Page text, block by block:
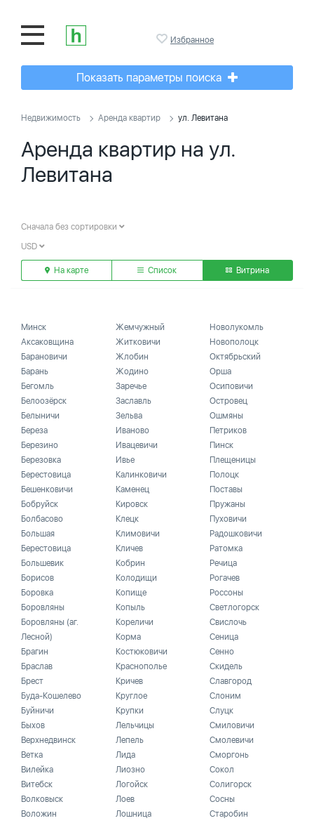
Избранное
Показать параметры поиска
Недвижимость Аренда квартир ул. Левитана
Аренда квартир на ул.
Левитана
Сначала без сортировки
USD
На карте Список Витрина
Минск
Аксаковщина
Барановичи
Барань
Бегомль
Белоозёрск
Белыничи
Береза
Березино
Березовка
Берестовица
Бешенковичи
Бобруйск
Болбасово
Большая
Берестовица
Большевик
Борисов
Боровка
Боровляны
Боровляны (аг.
Лесной)
Брагин
Браслав
Брест
Буда-Кошелево
Буйничи
Быхов
Верхнедвинск
Ветка
Вилейка
Витебск
Волковыск
Воложин
Жемчужный
Житковичи
Жлобин
Жодино
Заречье
Заславль
Зельва
Иваново
Ивацевичи
Ивье
Калинковичи
Каменец
Кировск
Клецк
Климовичи
Кличев
Кобрин
Колодищи
Копище
Копыль
Кореличи
Корма
Костюковичи
Краснополье
Кричев
Круглое
Крупки
Лельчицы
Лепель
Лида
Лиозно
Логойск
Лоев
Лошница
Новолукомль
Новополоцк
Октябрьский
Орша
Осиповичи
Островец
Ошмяны
Петриков
Пинск
Плещеницы
Полоцк
Поставы
Пружаны
Пуховичи
Радошковичи
Ратомка
Речица
Рогачев
Россоны
Светлогорск
Свислочь
Сеница
Сенно
Скидель
Славгород
Слоним
Слуцк
Смиловичи
Смолевичи
Сморгонь
Сокол
Солигорск
Сосны
Старобин